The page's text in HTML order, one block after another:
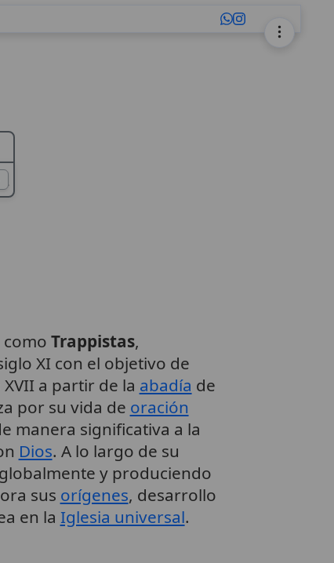
L
Trappistas,
XI con el objetivo de
a partir de la abadía de
por su vida de oración
manera significativa a la
Dios. A lo largo de su
y produciendo
sus orígenes, desarrollo
en la Iglesia universal.